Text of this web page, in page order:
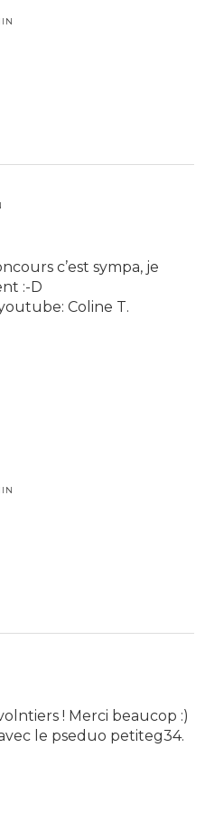
c’est sympa, je
:-D
Coline T.
! Merci beaucop :)
le pseduo petiteg34.